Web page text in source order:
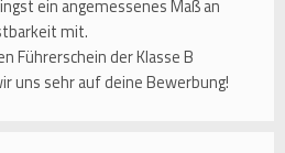
ein angemessenes Maß an
mit.
Führerschein der Klasse B
uns sehr auf deine Bewerbung!